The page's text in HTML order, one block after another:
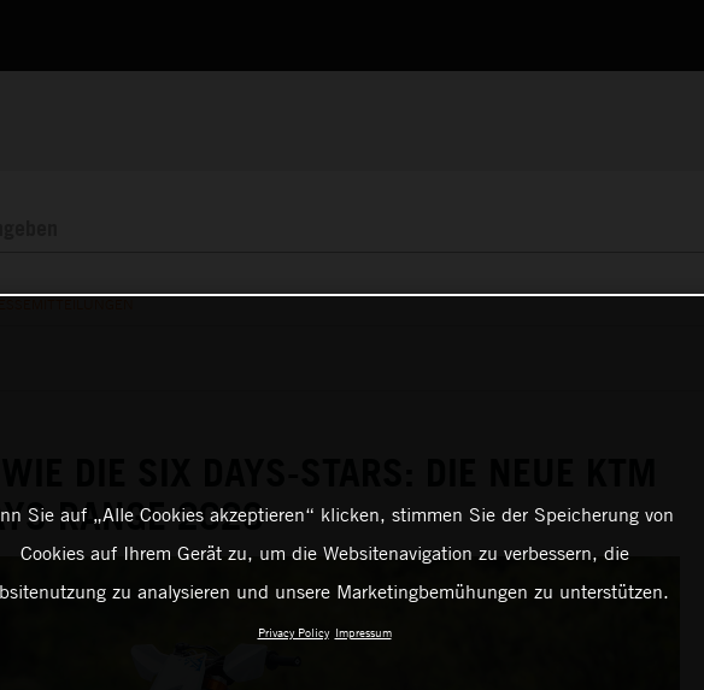
RANGE 2026
Sie auf „Alle Cookies akzeptieren“ klicken, stimmen Sie der Speicherung von
Cookies auf Ihrem Gerät zu, um die Websitenavigation zu verbessern, die
zu analysieren und unsere Marketingbemühungen zu unterstützen.
Privacy Policy Impressum